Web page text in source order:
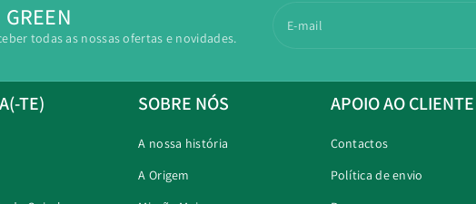
todas as nossas ofertas e novidades.
E-mail
TE) SOBRE NÓS
A nossa história
A Origem
APOIO AO CLIENTE
Contactos
Política de envio